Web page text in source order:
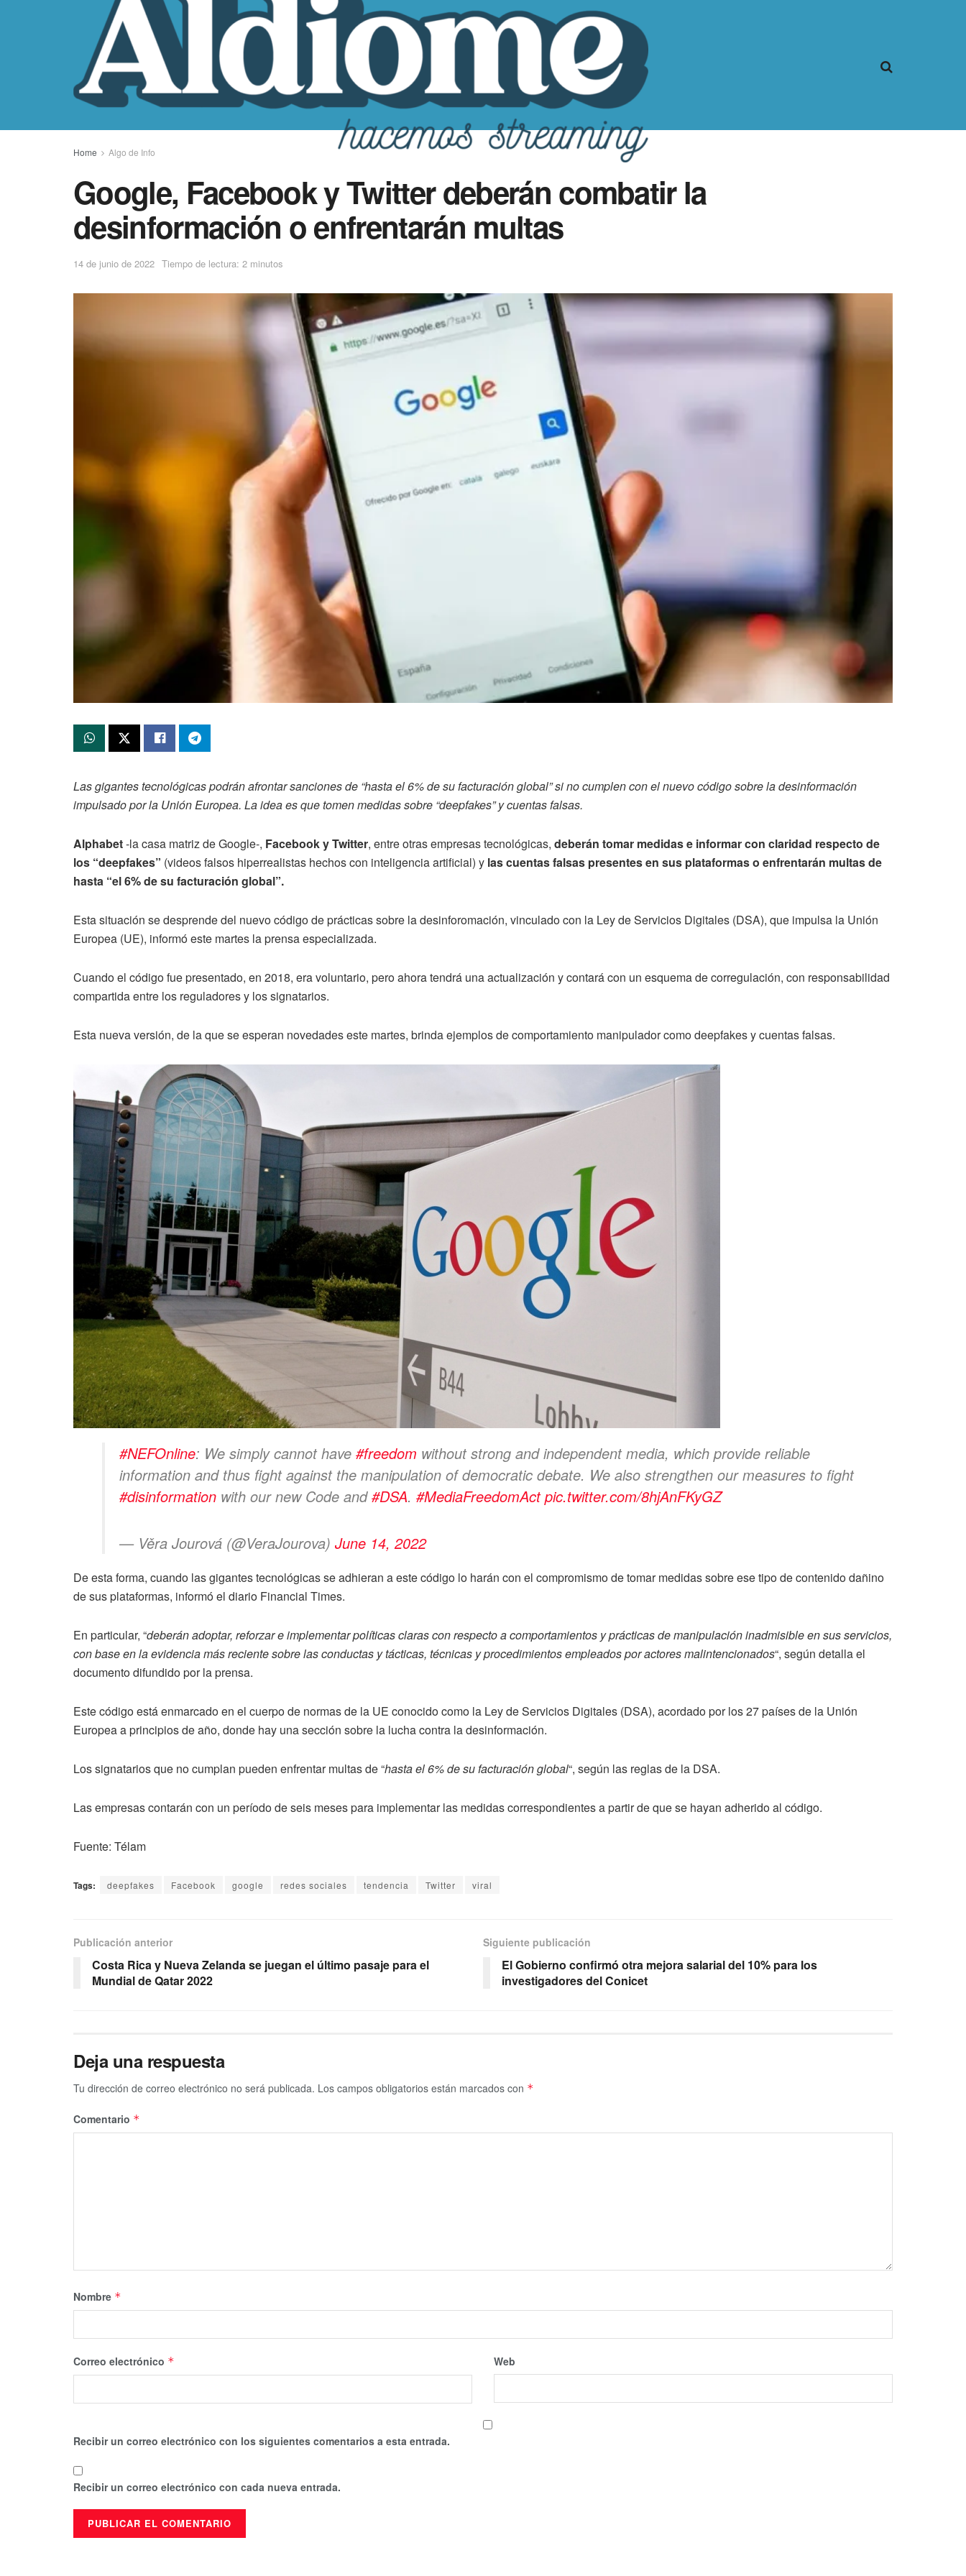
Home Algo de Info
Google, Facebook y Twitter deberán combatir la
desinformación o enfrentarán multas
14 de junio de 2022 Tiempo de lectura: 2 minutos
Las gigantes tecnológicas podrán afrontar sanciones de “hasta el 6% de su facturación global” si no cumplen con el nuevo código sobre la desinformación
impulsado por la Unión Europea. La idea es que tomen medidas sobre “deepfakes” y cuentas falsas.
Alphabet-la casa matriz de Google-, Facebook y Twitter, entre otras empresas tecnológicas, deberán tomar medidas e informar con claridad respecto de
los “deepfakes” (videos falsos hiperrealistas hechos con inteligencia artificial) y las cuentas falsas presentes en sus plataformas o enfrentarán multas de
hasta “el 6% de su facturación global”.
Esta situación se desprende del nuevo código de prácticas sobre la desinforomación, vinculado con la Ley de Servicios Digitales (DSA), que impulsa la Unión
Europea (UE), informó este martes la prensa especializada.
Cuando el código fue presentado, en 2018, era voluntario, pero ahora tendrá una actualización y contará con un esquema de corregulación, con responsabilidad
compartida entre los reguladores y los signatarios.
Esta nueva versión, de la que se esperan novedades este martes, brinda ejemplos de comportamiento manipulador como deepfakes y cuentas falsas.
#NEFOnline: We simply cannot have #freedom without strong and independent media, which provide reliable
information and thus fight against the manipulation of democratic debate. We also strengthen our measures to fight
#disinformation with our new Code and#DSA. #MediaFreedomAct pic.twitter.com/8hjAnFKyGZ
— Věra Jourová (@VeraJourova) June 14, 2022
De esta forma, cuando las gigantes tecnológicas se adhieran a este código lo harán con el compromismo de tomar medidas sobre ese tipo de contenido dañino
de sus plataformas, informó el diario Financial Times.
En particular, “deberán adoptar, reforzar e implementar políticas claras con respecto a comportamientos y prácticas de manipulación inadmisible en sus servicios,
con base en la evidencia más reciente sobre las conductas y tácticas, técnicas y procedimientos empleados por actores malintencionados“, según detalla el
documento difundido por la prensa.
Este código está enmarcado en el cuerpo de normas de la UE conocido como la Ley de Servicios Digitales (DSA), acordado por los 27 países de la Unión
Europea a principios de año, donde hay una sección sobre la lucha contra la desinformación.
Los signatarios que no cumplan pueden enfrentar multas de “hasta el 6% de su facturación global“, según las reglas de la DSA.
Las empresas contarán con un período de seis meses para implementar las medidas correspondientes a partir de que se hayan adherido al código.
Fuente: Télam
Tags: deepfakes Facebook google redes sociales tendencia Twitter viral
Publicación anterior
Costa Rica y Nueva Zelanda se juegan el último pasaje para el
Mundial de Qatar 2022
Siguiente publicación
El Gobierno confirmó otra mejora salarial del 10% para los
investigadores del Conicet
Deja una respuesta
Tu dirección de correo electrónico no será publicada. Los campos obligatorios están marcados con *
Comentario *
Nombre *
Correo electrónico * Web
Recibir un correo electrónico con los siguientes comentarios a esta entrada.
Recibir un correo electrónico con cada nueva entrada.